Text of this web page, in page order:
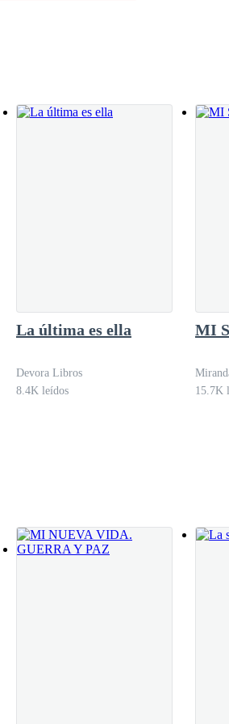
años, que ahora se ve
nos hemos hecho más unidos de lo
unidas y ellos igual.
por unos
ya que se
La última es ella
Devora Libros
8.4K leídos
MI
15.7K